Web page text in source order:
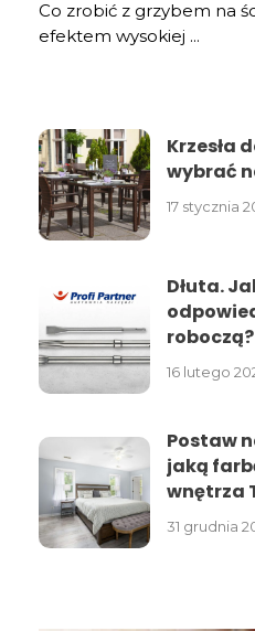
Co zrobić z grzybem na
efektem wysokiej ...
Krzesła
wybrać
17 stycznia
Dłuta.
roboczą?
16 lutego
Postaw
jaką
wnętrza
31 grudnia